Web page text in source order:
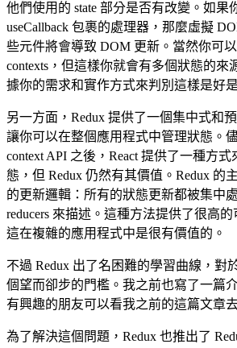
他們使用的 state 部分是否有改變。如果
useCallback 包裹的處理器，那麼虛擬
些元件將會導致 DOM 更新。當然你可
contexts，但這樣你就會有多個狀態的來
據你的需求和實作方式來判別這樣是好
另一方面，Redux 提供了一個集中式和預
讓你可以在整個應用程式中管理狀態。
context API 之後，React 提供了一種方
態，但 Redux 仍然有其價值。Redux 的
的更新邏輯：所有的狀態更新都被集中
reducers 來描述。這種方法提供了很高
這在複雜的應用程式中是很有價值的。
不過 Redux 出了名困難的學習曲線，對
個望而卻步的門檻。我之前也寫了一篇
有興趣的朋友可以看我之前的這篇文章
為了解決這個問題，Redux 也推出了